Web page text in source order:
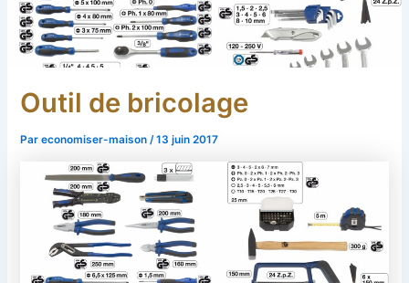
Outil de bricolage
Pareconomiser-maison/13 juin 2017